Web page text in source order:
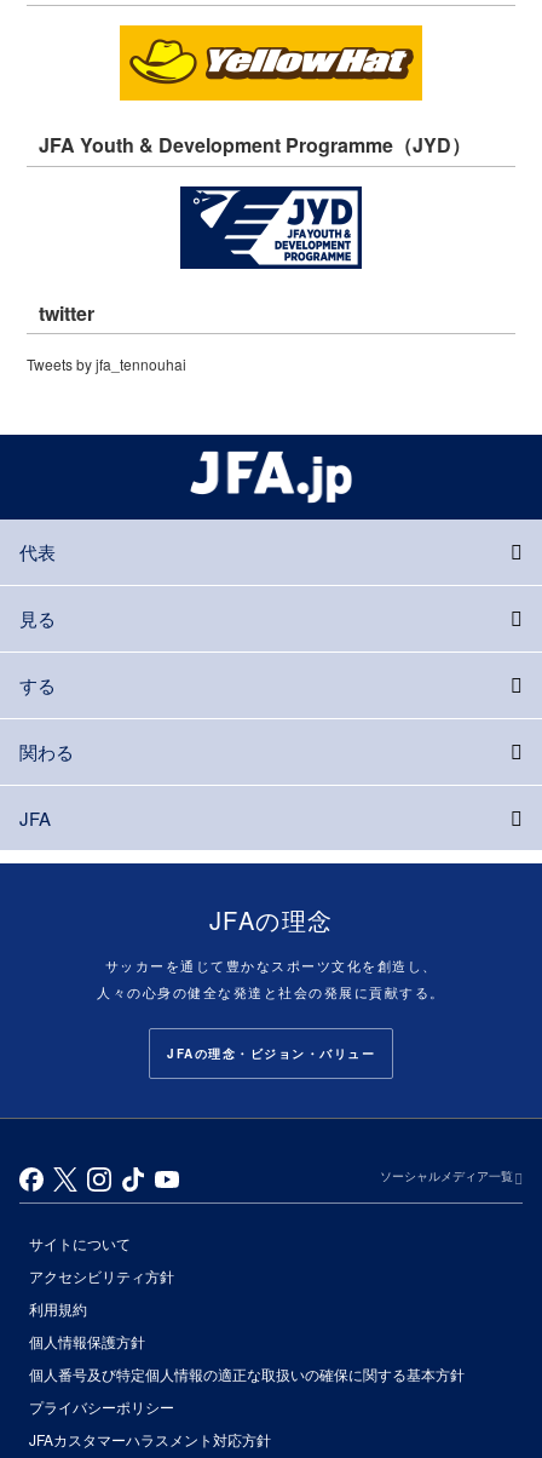
JFA Youth & Development Programme（JYD）
twitter
Tweets by jfa_tennouhai
代表
見る
する
関わる
JFA
JFAの理念
サッカーを通じて豊かなスポーツ文化を創造し、
人々の心身の健全な発達と社会の発展に貢献する。
JFAの理念・ビジョン・バリュー
ソーシャルメディア一覧
サイトについて
アクセシビリティ方針
利用規約
個人情報保護方針
個人番号及び特定個人情報の適正な取扱いの確保に関する基本方針
プライバシーポリシー
JFAカスタマーハラスメント対応方針